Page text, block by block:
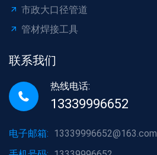
市政大口径管道
管材焊接工具
联系我们
热线电话:
13339996652
电子邮箱: 13339996652@163.com